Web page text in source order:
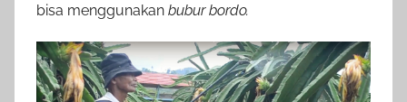
bisa menggunakan bubur bordo.